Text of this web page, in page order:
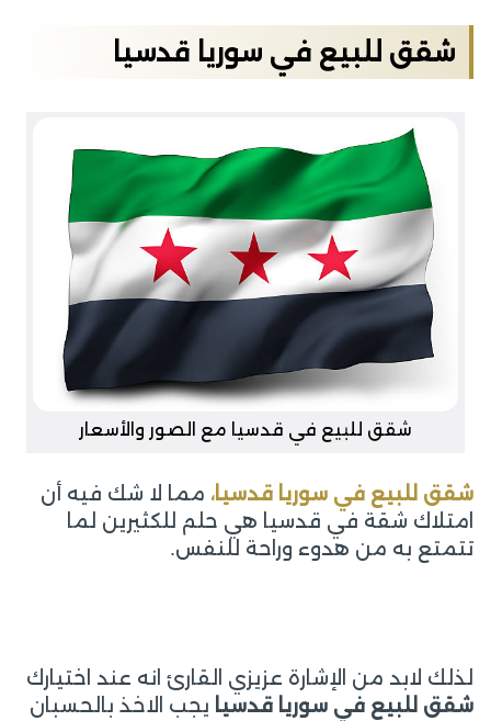
شقق للبيع في سوريا قدسيا
شقق للبيع في قدسيا مع الصور والأسعار
شقق للبيع في سوريا قدسيا، مما لا شك فيه أن
امتلاك شقة في قدسيا هي حلم للكثيرين لما
تتمتع به من هدوء وراحة للنفس.
لذلك لابد من الإشارة عزيزي القارئ انه عند اختيارك
شقق للبيع في سوريا قدسيا يجب الاخذ بالحسبان